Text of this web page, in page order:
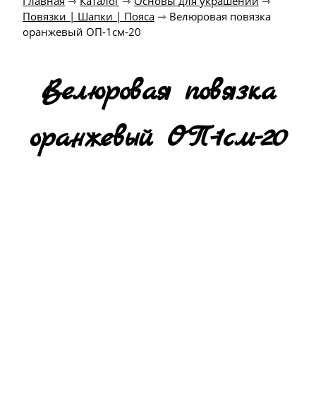
Повязки | Шапки | Пояса ⇾ Велюровая повязка
оранжевый ОП-1см-20
Велюровая повязка
оранжевый ОП-1см-20